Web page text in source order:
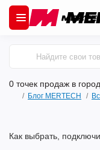
0 точек продаж в
Блог MERTECH
Как выбрать,